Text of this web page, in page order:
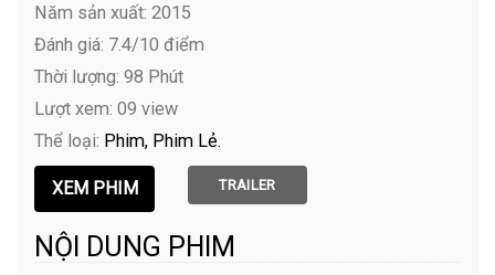
Năm sản xuất: 2015
Đánh giá: 7.4/10 điểm
Thời lượng: 98 Phút
Lượt xem: 09 view
Thể loại: Phim Phim Lẻ
TRAILER
NỘI DUNG PHIM